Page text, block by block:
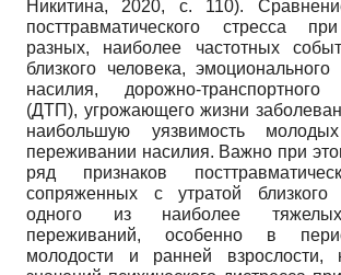
Никитина, 2020, с. 110).
посттравматического стресса
разных, наиболее частотных
близкого человека,
насилия, дорожно-транспортного
(ДТП), угрожающего жизни
наибольшую уязвимость
переживании насилия. Важно при
ряд признаков
сопряженных с утратой близкого
одного из наиболее
переживаний, особенно в
молодости и ранней взрослости,